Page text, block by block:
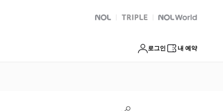
NOL 트리플 Global Interpark
로그인 내 예약